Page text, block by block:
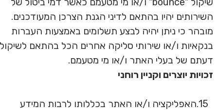
השירותים יהיו בהתאם לדיני הגנת הצרכן המעודכנים.
מובהר כי ניתן יהיה לבצע תשלומים באמצעות העברות
בנקאיות ו/או שירותי סליקה אחרים הכל בהתאם לשיקול
דעתם של בעלי האתר ו/או מי מטעמם.
זכויות יוצרים וקניין רוחני
15.האפליקציה ו/או האתר בכללותו לרבות המידע